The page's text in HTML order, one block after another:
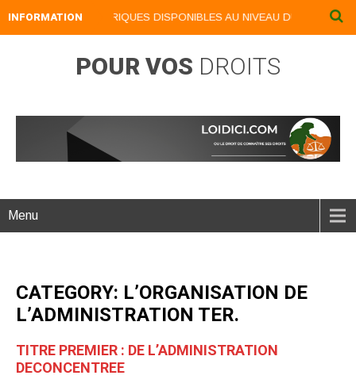
INFORMATION
NOS LIVRES NUMERIQUES DISPONIBLES AU NIVEAU DU MENU
POUR VOS DROITS
Menu
CATEGORY: L’ORGANISATION DE
L’ADMINISTRATION TER.
TITRE PREMIER : DE L’ADMINISTRATION
DECONCENTREE